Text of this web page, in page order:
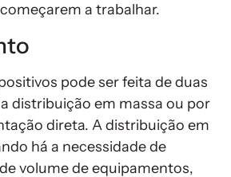
a trabalhar.
pode ser feita de duas
distribuição em massa ou por
direta. A distribuição em
há a necessidade de
volume de equipamentos,